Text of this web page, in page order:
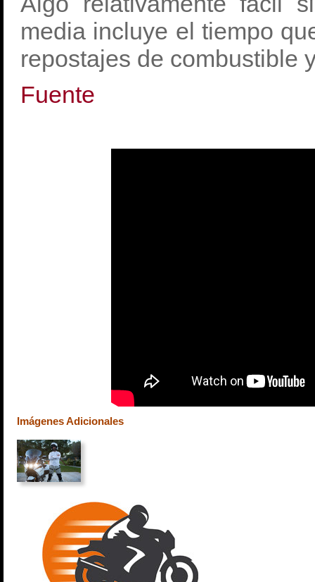
media incluye el tiempo
repostajes de combustible
Fuente
Imágenes Adicionales